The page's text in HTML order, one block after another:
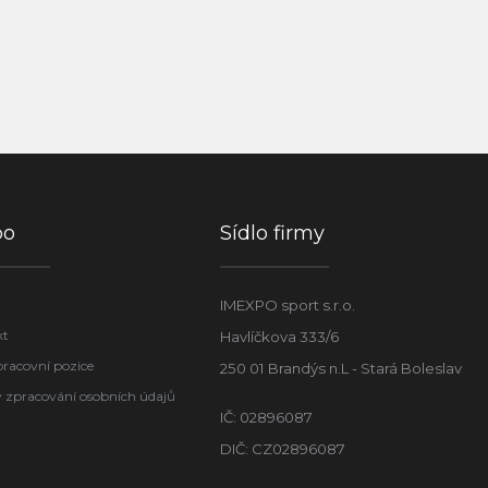
pozice
zpracování osobních údajů
Sídlo firmy
IMEXPO sport s.r.o.
Havlíčkova 333/6
250 01 Brandýs n.L - Stará Boleslav
IČ: 02896087
DIČ: CZ02896087